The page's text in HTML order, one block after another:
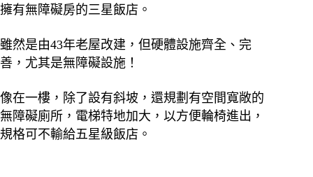
擁有無障礙房的三星飯店。
雖然是由43年老屋改建，但硬體設施齊全、完
善，尤其是無障礙設施！
像在一樓，除了設有斜坡，還規劃有空間寬敞的
無障礙廁所，電梯特地加大，以方便輪椅進出，
規格可不輸給五星級飯店。